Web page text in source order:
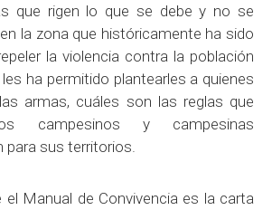
que rigen lo que se debe y no se
la zona que históricamente ha sido
la violencia contra la población
les ha permitido plantearles a quienes
armas, cuáles son las reglas que
campesinos y campesinas
para sus territorios.
el Manual de Convivencia es la carta